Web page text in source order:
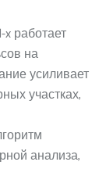
работает
на
усиливает
участках,
анализа,